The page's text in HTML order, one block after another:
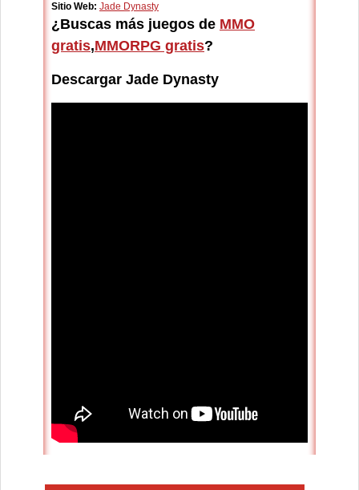
Sitio Web: Jade Dynasty
¿Buscas más juegos de MMO
gratis,MMORPG gratis?
Descargar Jade Dynasty